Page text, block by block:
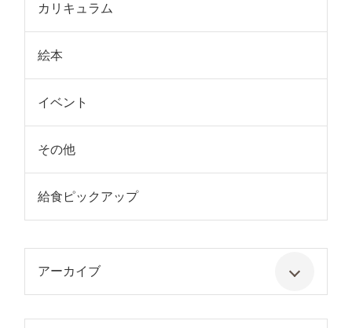
カリキュラム
絵本
イベント
その他
給食ピックアップ
アーカイブ